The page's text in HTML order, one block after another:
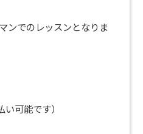
ンでのレッスンとなりま
い可能です）